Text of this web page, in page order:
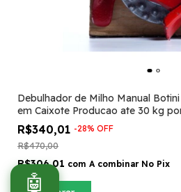
Debulhador de Milho Manual
em Caixote Producao ate 30 kg
R$340,01 -28% OFF
R$470,00
R$306,01 com A combinar No Pix
🤖